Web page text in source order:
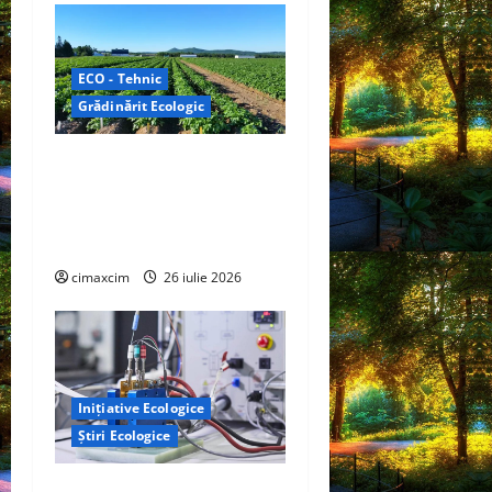
ECO - Tehnic
Grădinărit Ecologic
cimaxcim 26 iulie 2026
Inițiative Ecologice
Știri Ecologice